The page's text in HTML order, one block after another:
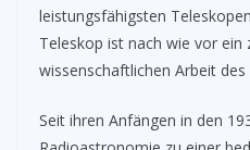
leistungsfähigsten
Teleskop ist nach wie vor
wissenschaftlichen Arbeit
Seit ihren Anfängen in den